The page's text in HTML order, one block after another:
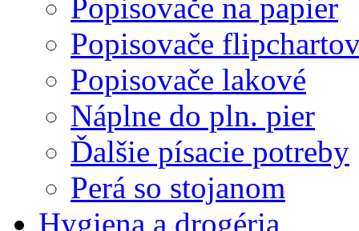
Popisovače na papier
Popisovače
Popisovače lakové
Náplne do pln. pier
Ďalšie písacie potreby
Perá so stojanom
Hygiena a drogéria